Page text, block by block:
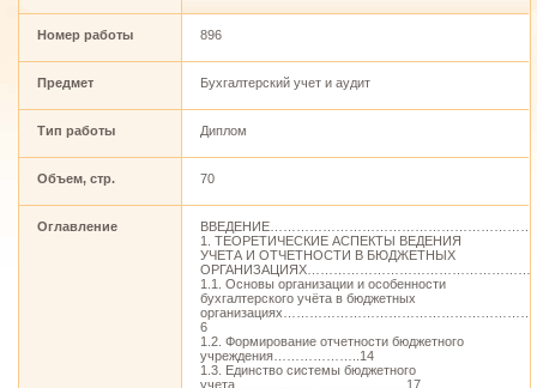
Номер работы 896
Предмет Бухгалтерский учет и аудит
Тип работы Диплом
Объем, стр. 70
Оглавление
1. ТЕОРЕТИЧЕСКИЕ АСПЕКТЫ ВЕДЕНИЯ
УЧЕТА И ОТЧЕТНОСТИ В БЮДЖЕТНЫХ
1.1. Основы организации и особенности
бухгалтерского учёта в бюджетных
6
1.2. Формирование отчетности бюджетного
учреждения………………..14
1.3. Единство системы бюджетного
учета…………………………………17